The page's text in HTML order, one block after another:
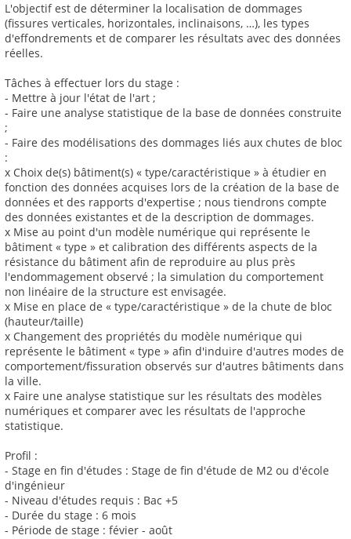
L'objectif est de déterminer la localisation de dommages
(fissures verticales, horizontales, inclinaisons, …), les types
d'effondrements et de comparer les résultats avec des données
réelles.
Tâches à effectuer lors du stage :
- Mettre à jour l'état de l'art ;
- Faire une analyse statistique de la base de données construite
;
- Faire des modélisations des dommages liés aux chutes de bloc
:
x Choix de(s) bâtiment(s) « type/caractéristique » à étudier en
fonction des données acquises lors de la création de la base de
données et des rapports d'expertise ; nous tiendrons compte
des données existantes et de la description de dommages.
x Mise au point d'un modèle numérique qui représente le
bâtiment « type » et calibration des différents aspects de la
résistance du bâtiment afin de reproduire au plus près
l'endommagement observé ; la simulation du comportement
non linéaire de la structure est envisagée.
x Mise en place de « type/caractéristique » de la chute de bloc
(hauteur/taille)
x Changement des propriétés du modèle numérique qui
représente le bâtiment « type » afin d'induire d'autres modes de
comportement/fissuration observés sur d'autres bâtiments dans
la ville.
x Faire une analyse statistique sur les résultats des modèles
numériques et comparer avec les résultats de l'approche
statistique.
Profil :
- Stage en fin d'études : Stage de fin d'étude de M2 ou d'école
d'ingénieur
- Niveau d'études requis : Bac +5
- Durée du stage : 6 mois
- Période de stage : févier - août